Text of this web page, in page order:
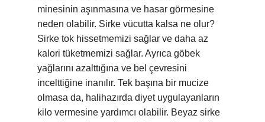
minesinin aşınmasına ve hasar görmesine
neden olabilir. Sirke vücutta kalsa ne olur?
Sirke tok hissetmemizi sağlar ve daha az
kalori tüketmemizi sağlar. Ayrıca göbek
yağlarını azalttığına ve bel çevresini
incelttiğine inanılır. Tek başına bir mucize
olmasa da, halihazırda diyet uygulayanların
kilo vermesine yardımcı olabilir. Beyaz sirke